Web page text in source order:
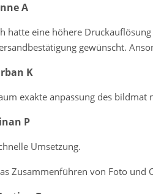
A
hatte eine höhere
gewünscht.
K
exakte anpassung des bildmat
P
Umsetzung.
Zusammenführen von Foto und